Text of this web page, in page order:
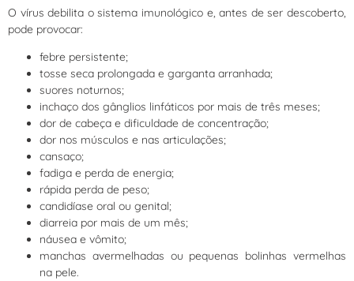
O vírus debilita o sistema imunológico e, antes de ser descoberto,
pode provocar:
febre persistente;
tosse seca prolongada e garganta arranhada;
suores noturnos;
inchaço dos gânglios linfáticos por mais de três meses;
dor de cabeça e dificuldade de concentração;
dor nos músculos e nas articulações;
cansaço;
fadiga e perda de energia;
rápida perda de peso;
candidíase oral ou genital;
diarreia por mais de um mês;
náusea e vômito;
manchas avermelhadas ou pequenas bolinhas vermelhas
na pele.